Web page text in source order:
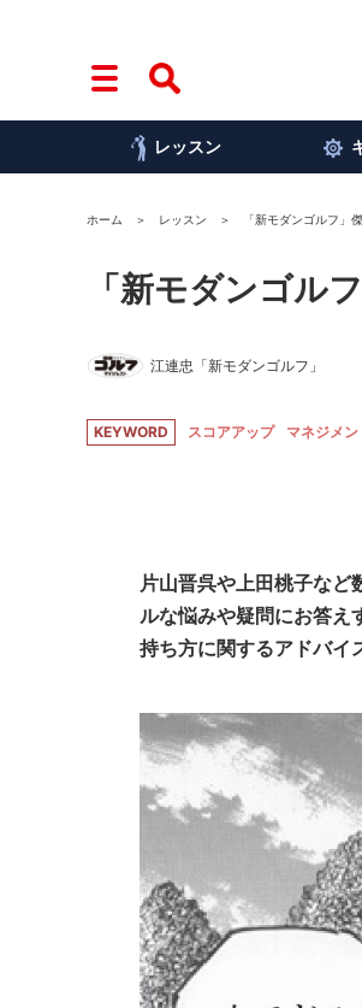
レッスン
ホーム レッスン 「新モダンゴルフ」
「新モダンゴル
江連忠「新モダンゴルフ」
KEYWORD スコアアップ マネジメン
片山晋呉や上田桃子など
ルな悩みや疑問にお答え
持ち方に関するアドバイ